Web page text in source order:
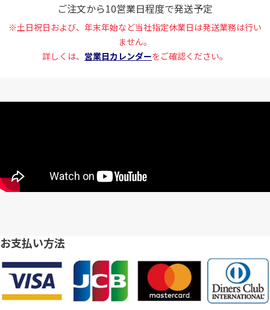
ご注文から10営業日程度で発送予定
※土日祝日および、年末年始など当社指定休業日は発送業務は行い
ません。
詳しくは、 営業日カレンダーをご確認ください。
お支払い方法